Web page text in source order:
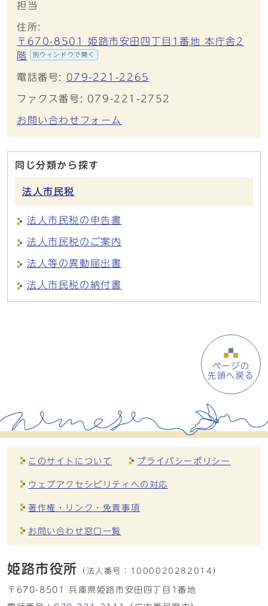
担当
住所:
〒670-8501 姫路市安田四丁目1番地 本庁舎2
階
別ウィンドウで開く
電話番号: 079-221-2265
ファクス番号: 079-221-2752
お問い合わせフォーム
同じ分類から探す
法人市民税
法人市民税の申告書
法人市民税のご案内
法人等の異動届出書
法人市民税の納付書
ページの
先頭へ戻る
このサイトについて プライバシーポリシー
ウェブアクセシビリティへの対応
著作権・リンク・免責事項
お問い合わせ窓口一覧
姫路市役所 （法人番号： 1000020282014）
〒670-8501 兵庫県姫路市安田四丁目1番地